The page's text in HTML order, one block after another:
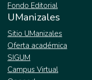
Fondo Editorial
UManizales
Sitio UManizales
Oferta académica
SIGUM
Campus Virtual